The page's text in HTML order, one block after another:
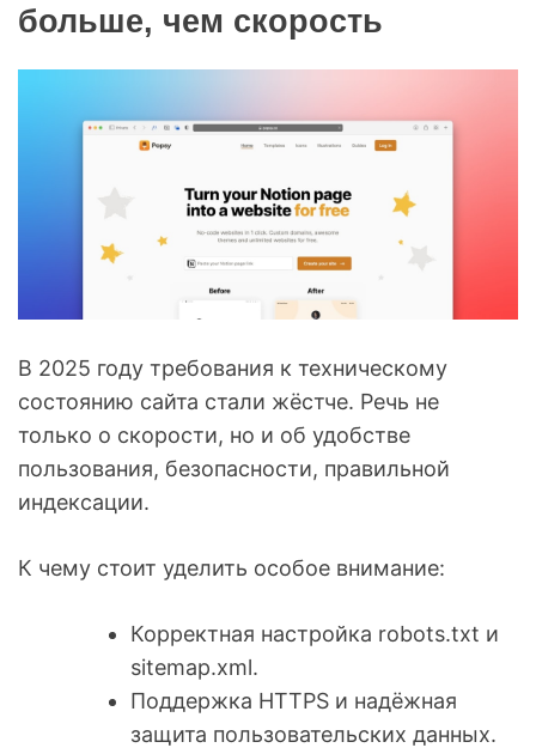
больше, чем скорость
В 2025 году требования к техническому
состоянию сайта стали жёстче. Речь не
только о скорости, но и об удобстве
пользования, безопасности, правильной
индексации.
К чему стоит уделить особое внимание:
Корректная настройка robots.txt и
sitemap.xml.
Поддержка HTTPS и надёжная
защита пользовательских данных.